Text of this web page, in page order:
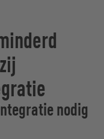
nodig